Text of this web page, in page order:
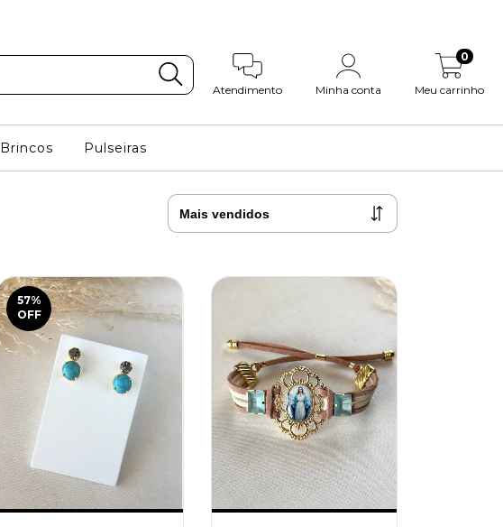
Atendimento Minha conta Meu carrinho
0
Brincos Pulseiras
57%
OFF